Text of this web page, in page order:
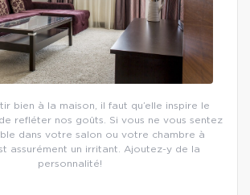
bien à la maison, il faut qu’elle inspire le
refléter nos goûts. Si vous ne vous sentez
dans votre salon ou votre chambre à
assurément un irritant. Ajoutez-y de la
personnalité!